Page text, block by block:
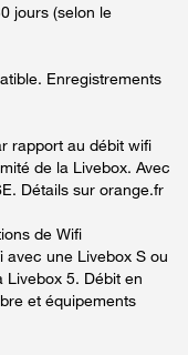
jours (selon le
Enregistrements
rapport au débit wifi
de la Livebox. Avec
Détails sur orange.fr
de Wifi
avec une Livebox S ou
Livebox 5. Débit en
et équipements